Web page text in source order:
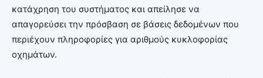
κατάχρηση του συστήματος και απείλησε να
απαγορεύσει την πρόσβαση σε βάσεις δεδομένων που
περιέχουν πληροφορίες για αριθμούς κυκλοφορίας
οχημάτων.